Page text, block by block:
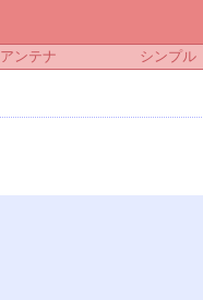
アンテナ シンプル